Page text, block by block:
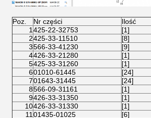
Poz. Nr części Ilość
1 425-22-32753 [1]
2425-33-11510 [8]
3566-33-41230 [9]
4426-33-21280 [1]
5425-33-31260 [1]
601010-61445 [24]
701643-31445 [24]
8566-09-31161 [1]
9426-33-31350 [1]
10426-33-31330 [1]
11 01435-01025 [6]